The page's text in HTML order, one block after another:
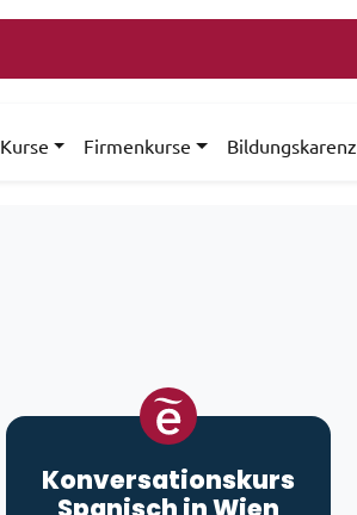
Kurse Firmenkurse Bildungskarenz
Konversationskurs